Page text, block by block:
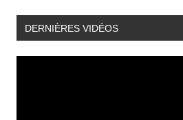
DERNIÈRES VIDÉOS